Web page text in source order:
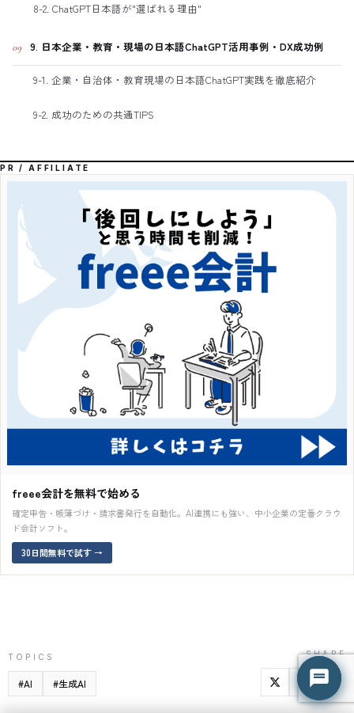
8-2. ChatGPT日本語が"選ばれる理由"
09 9. 日本企業・教育・現場の日本語ChatGPT活用事例・DX成功例
9-1. 企業・自治体・教育現場の日本語ChatGPT実践を徹底紹介
9-2. 成功のための共通TIPS
PR / AFFILIATE
freee会計を無料で始める
確定申告・帳簿づけ・請求書発行を自動化。AI連携にも強い、中小企業の定番クラウ
ド会計ソフト。
30日間無料で試す→
TOPICS
#AI #生成AI
SHARE